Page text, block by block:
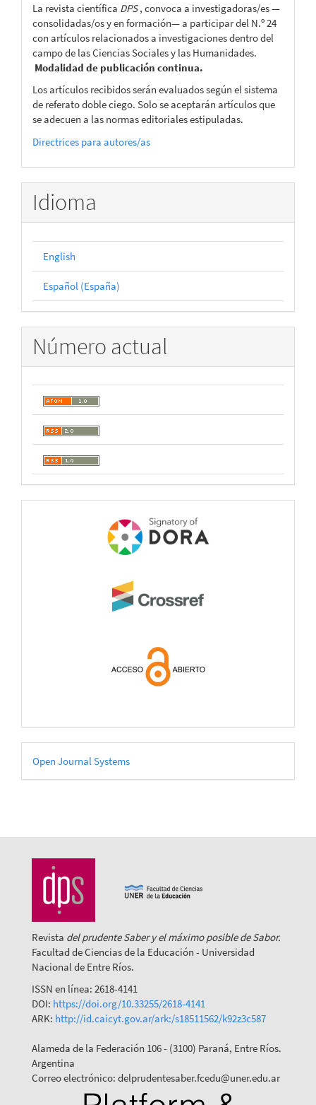
La revista científica DPS, convoca a investigadoras/es —
consolidadas/os y en formación— a participar del N.º 24
con artículos relacionados a investigaciones dentro del
campo de las Ciencias Sociales y las Humanidades.
Modalidad de publicación continua.
Los artículos recibidos serán evaluados según el sistema
de referato doble ciego. Solo se aceptarán artículos que
se adecuen a las normas editoriales estipuladas.
Directrices para autores/as
Idioma
English
Español (España)
Número actual
Desarrollado
por
Open Journal Systems
Revista del prudente Saber y el máximo posible de Sabor.
Facultad de Ciencias de la Educación - Universidad
Nacional de Entre Ríos.
ISSN en línea: 2618-4141
DOI: https://doi.org/10.33255/2618-4141
ARK: http://id.caicyt.gov.ar/ark:/s18511562/k92z3c587
Alameda de la Federación 106 - (3100) Paraná, Entre Ríos.
Argentina
Correo electrónico: delprudentesaber.fcedu@uner.edu.ar